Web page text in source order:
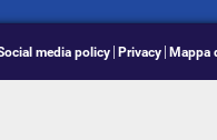
media policy Privacy Mappa